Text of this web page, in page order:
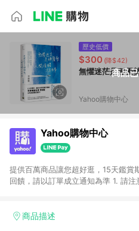
商品
歷史低價
$300 (降$42)
無懼迷茫是種優
Yahoo購物中心
Yahoo購物中心
提供百萬商品讓您超好逛，15天鑑賞
回饋，請以訂單成立通知為準 1. 請注意以下品類商品均無回饋：
電玩/遊戲/相機/單眼/鏡頭/拍立得
商品描述